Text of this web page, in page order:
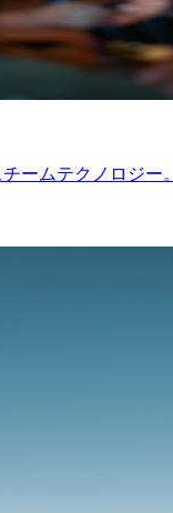
ームテクノロジー。